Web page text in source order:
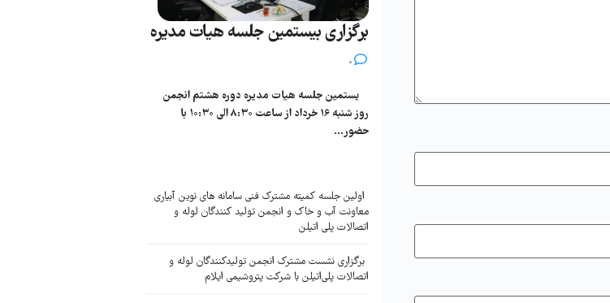
برگزاری بیستمین جلسه هیات مدیره
یستمین جلسه هیات مدیره دوره هشتم انجمن
روز شنبه 16 خرداد از ساعت ۸:۳۰ الی ۱۰:۳۰ با
حضور...
اولین جلسه کمیته مشترک فنی سامانه های نوین آبیاری
معاونت آب و خاک و انجمن تولید کنندگان لوله و
اتصالات پلی اتیلن
برگزاری نشست مشترک انجمن تولیدکنندگان لوله و
اتصالات پلی‌اتیلن با شرکت پتروشیمی ایلام